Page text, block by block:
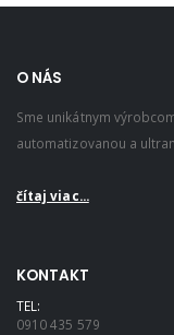
O NÁS
Sme unikátnym
automatizovanou a
čítaj viac...
KONTAKT
TEL:
0910 435 579